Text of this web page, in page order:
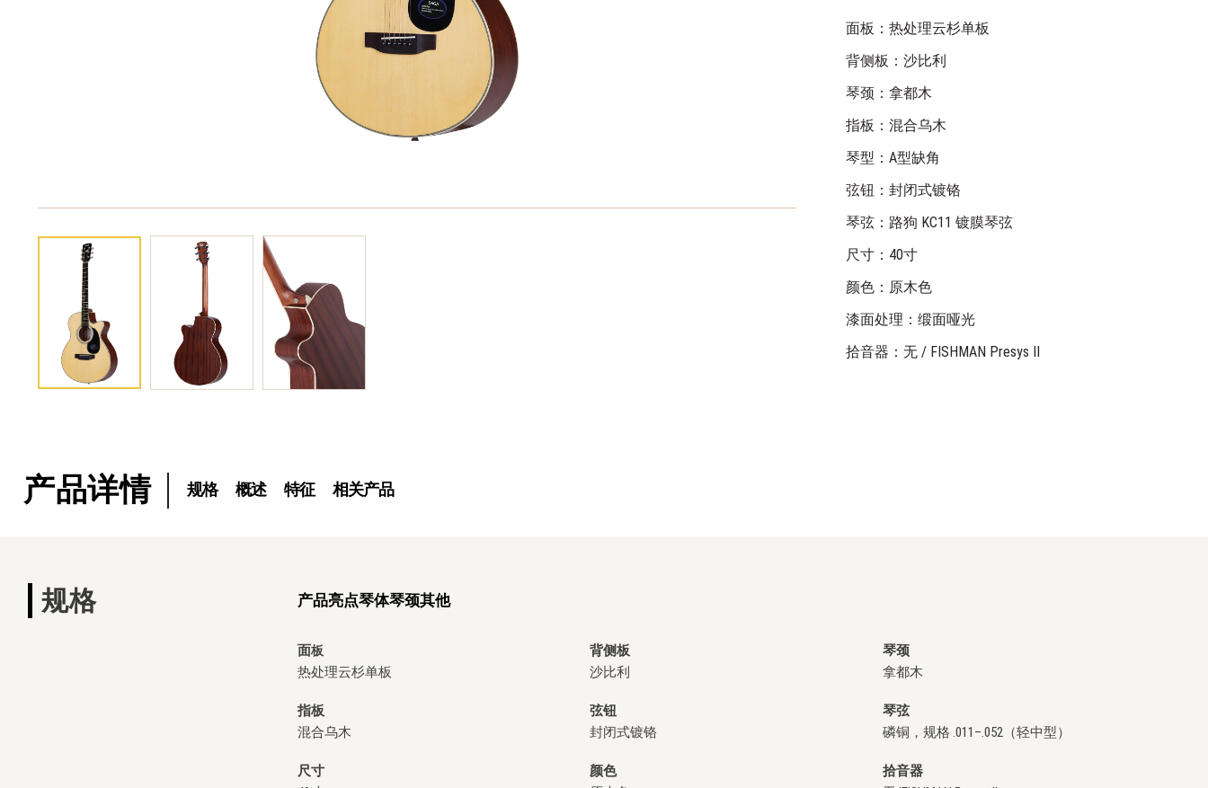
面板：热处理云杉单板
背侧板：沙比利
琴颈：拿都木
指板：混合乌木
琴型：A型缺角
弦钮：封闭式镀铬
琴弦：路狗 KC11 镀膜琴弦
尺寸：40寸
颜色：原木色
漆面处理：缎面哑光
拾音器：无 / FISHMAN Presys II
产品详情 规格 概述 特征 相关产品
规格 产品亮点琴体琴颈其他
面板 背侧板
琴颈
热处理云杉单板
沙比利 拿都木
指板 弦钮
琴弦
混合乌木
封闭式镀铬 磷铜，规格 .011–.052（轻中型）
尺寸 颜色
拾音器